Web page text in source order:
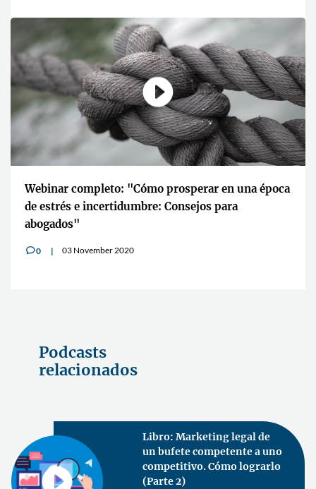
Webinar completo: "Cómo prosperar en una época
de estrés e incertidumbre: Consejos para
abogados"
v0 03 November 2020
Podcasts
relacionados
Libro: Marketing legal de
un bufete competente a uno
competitivo. Cómo lograrlo
(Parte 2)